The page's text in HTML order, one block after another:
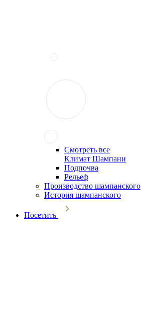
Смотреть все
Климат Шампани
Подпочва
Рельеф
Производство шампанского
История шампанского
Посетить